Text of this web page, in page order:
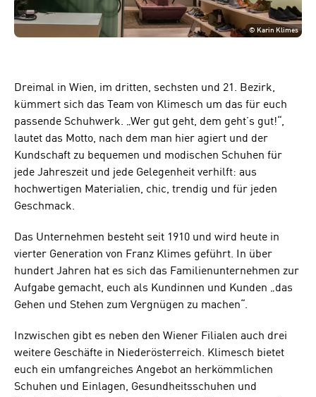
© Karin Klimes
Dreimal in Wien, im dritten, sechsten und 21. Bezirk,
kümmert sich das Team von Klimesch um das für euch
passende Schuhwerk. „Wer gut geht, dem geht’s gut!“,
lautet das Motto, nach dem man hier agiert und der
Kundschaft zu bequemen und modischen Schuhen für
jede Jahreszeit und jede Gelegenheit verhilft: aus
hochwertigen Materialien, chic, trendig und für jeden
Geschmack.
Das Unternehmen besteht seit 1910 und wird heute in
vierter Generation von Franz Klimes geführt. In über
hundert Jahren hat es sich das Familienunternehmen zur
Aufgabe gemacht, euch als Kundinnen und Kunden „das
Gehen und Stehen zum Vergnügen zu machen“.
Inzwischen gibt es neben den Wiener Filialen auch drei
weitere Geschäfte in Niederösterreich. Klimesch bietet
euch ein umfangreiches Angebot an herkömmlichen
Schuhen und Einlagen, Gesundheitsschuhen und